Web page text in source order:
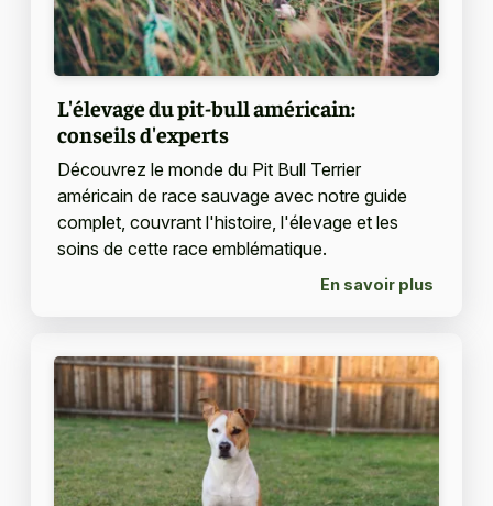
L'élevage du pit-bull américain:
conseils d'experts
Découvrez le monde du Pit Bull Terrier
américain de race sauvage avec notre guide
complet, couvrant l'histoire, l'élevage et les
soins de cette race emblématique.
En savoir plus